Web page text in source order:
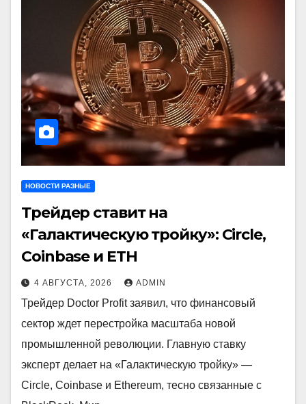
НОВОСТИ РАЗНЫЕ
Трейдер ставит на
«Галактическую тройку»: Circle,
Coinbase и ETH
4 АВГУСТА, 2026 ADMIN
Трейдер Doctor Profit заявил, что финансовый
сектор ждет перестройка масштаба новой
промышленной революции. Главную ставку
эксперт делает на «Галактическую тройку» —
Circle, Coinbase и Ethereum, тесно связанные с